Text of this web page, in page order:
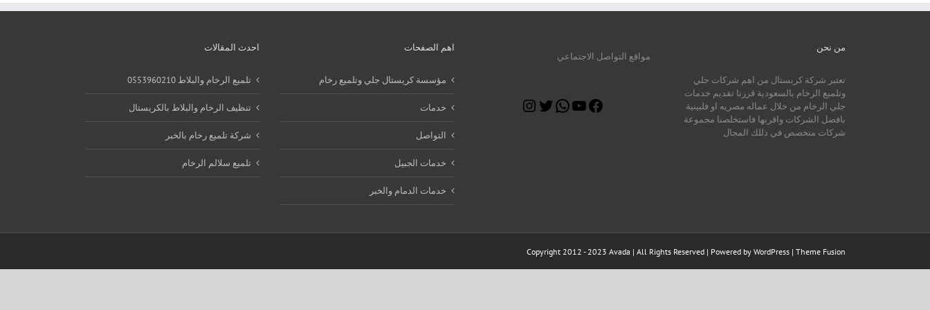
من نحن
تعتبر شركة كريستال من اهم شركات جلي
وتلميع الرخام بالسعودية قررنا تقديم خدمات
جلي الرخام من خلال عماله مصريه او فلبينية
بافضل الشركات واقربها فاستخلصنا مجموعة
شركات متخصص في ذللك المجال
مواقع التواصل الاجتماعي
Facebook
YouTube
WhatsApp
Twitter
اهم الصفحات
مؤسسة كريستال جلي وتلميع رخام
خدمات
التواصل
خدمات الجبيل
خدمات الدمام والخبر
احدث المقالات
تلميع الرخام والبلاط 0553960210
تنظيف الرخام والبلاط بالكريستال
شركة تلميع رخام بالخبر
تلميع سلالم الرخام
Copyright 2012 - 2023 Avada | All Rights Reserved | Powered by WordPress | Theme Fusion